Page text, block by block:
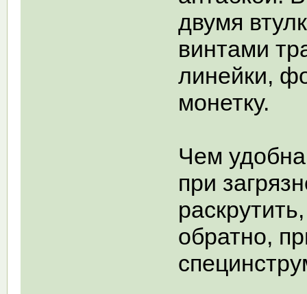
двумя
винтами
линейки,
монетку.
Чем удобна
при
обратно,